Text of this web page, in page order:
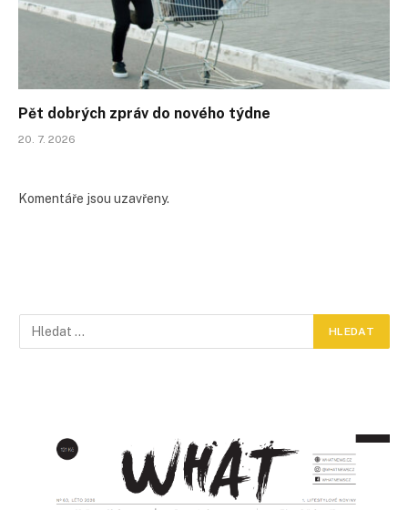
Pět dobrých zpráv do nového týdne
20. 7. 2026
Komentáře jsou uzavřeny.